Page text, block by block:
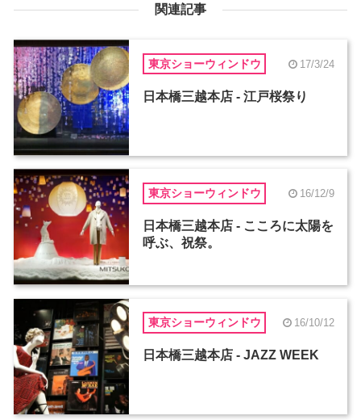
関連記事
東京ショーウィンドウ 17/3/24
日本橋三越本店 - 江戸桜祭り
東京ショーウィンドウ 16/12/9
日本橋三越本店 - こころに太陽を
呼ぶ、祝祭。
東京ショーウィンドウ 16/10/12
日本橋三越本店 - JAZZ WEEK